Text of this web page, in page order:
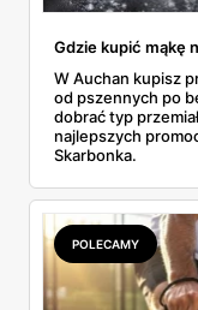
Gdzie kupić mąkę
W Auchan kupisz
od pszennych po
dobrać typ
najlepszych
Skarbonka.
POLECAMY